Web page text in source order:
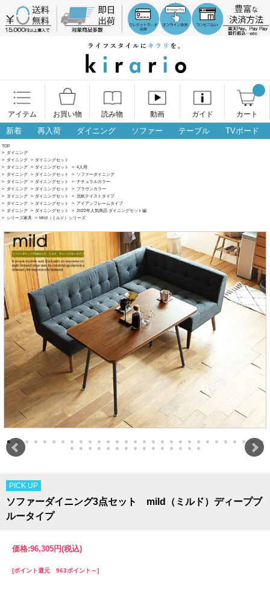
アイテム お買い物 読み物 動画 ガイド カート
新着 再入荷 ダイニング ソファー テーブル TVボード
TOP
> ダイニング
> ダイニング > ダイニングセット
> ダイニング > ダイニングセット > 4人用
> ダイニング > ダイニングセット > ソファーダイニング
> ダイニング > ダイニングセット > ナチュラルカラー
> ダイニング > ダイニングセット > ブラウンカラー
> ダイニング > ダイニングセット > 北欧テイストタイプ
> ダイニング > ダイニングセット > アイアンフレームタイプ
> ダイニング > ダイニングセット > 2022年人気商品 ダイニングセット編
> シリーズ家具 > Mild（ミルド）シリーズ
PICK UP
ソファーダイニング3点セット mild（ミルド）ディープブ
ルータイプ
価格:96,305円(税込)
[ポイント還元 963ポイント～]